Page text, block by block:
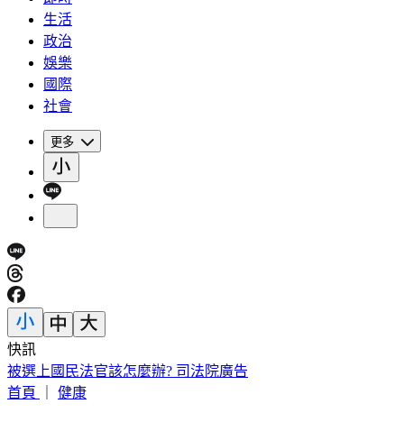
生活
政治
娛樂
國際
社會
更多
快訊
「台灣LBJ」重返職籃！周儀翔重磅加盟新北國王
首頁
健康